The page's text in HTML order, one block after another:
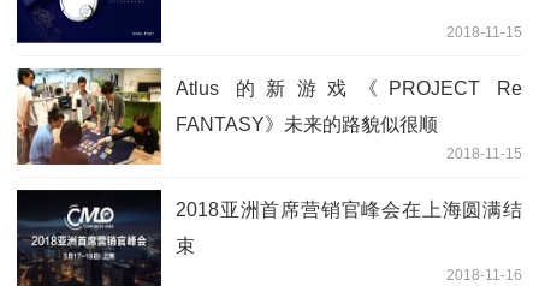
2018-11-15
Atlus 的新游戏《PROJECT Re
FANTASY》未来的路貌似很顺
2018-11-15
2018亚洲首席营销官峰会在上海圆满结
束
2018-11-16